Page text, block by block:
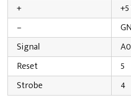
+
–
Signal
A0
Reset
5
Strobe
4